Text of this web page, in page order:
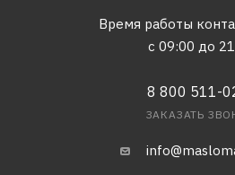
Время работы
с 09:00 до
8 800 511-
ЗАКАЗАТЬ